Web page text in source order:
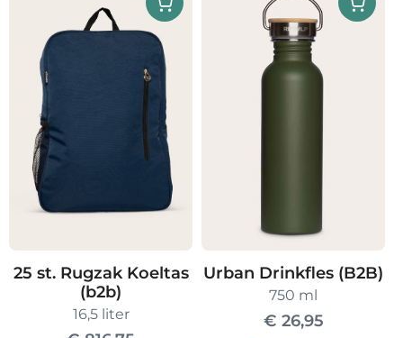
25 st. Rugzak Koeltas
(b2b)
16,5 liter
Urban Drinkfles (B2B)
750 ml
€ 26,95